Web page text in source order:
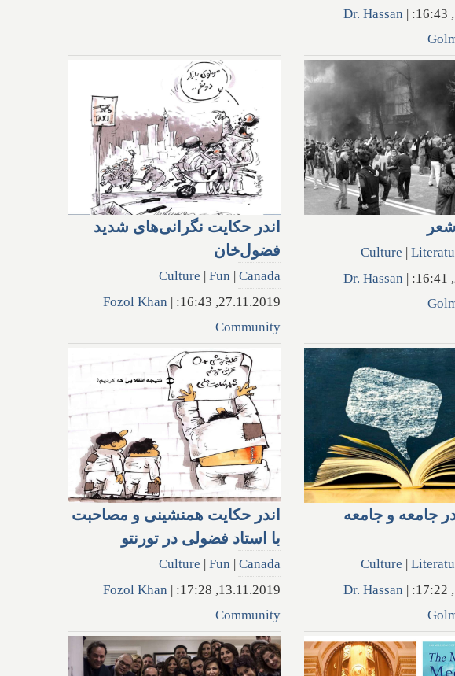
|
Dr. Hassan
اندر حکایت نگرانی‌های شدید
فضول‌خان
Culture | Fun | Canada
27.11.2019, 16:43:
|
Fozol Khan
Community
Culture |
|
Dr. Hassan
اندر حکایت همنشینی و مصاحبت
با استاد فضولی در تورنتو
Culture | Fun | Canada
13.11.2019, 17:28:
|
Fozol Khan
Community
جامعه و جامعه
Culture |
|
Dr. Hassan